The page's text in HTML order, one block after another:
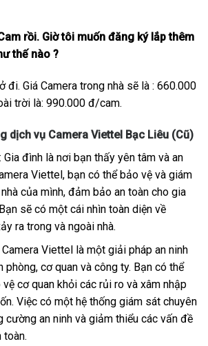
rồi. Giờ tôi muốn đăng ký lắp thêm
thế nào ?
đi. Giá Camera trong nhà sẽ là : 660.000
trời là: 990.000 đ/cam.
dịch vụ Camera Viettel Bạc Liêu (Cũ)
Gia đình là nơi bạn thấy yên tâm và an
Viettel, bạn có thể bảo vệ và giám
của mình, đảm bảo an toàn cho gia
sẽ có một cái nhìn toàn diện về
ra trong và ngoài nhà.
Camera Viettel là một giải pháp an ninh
phòng, cơ quan và công ty. Bạn có thể
cơ quan khỏi các rủi ro và xâm nhập
Việc có một hệ thống giám sát chuyên
cường an ninh và giảm thiểu các vấn đề
toàn.